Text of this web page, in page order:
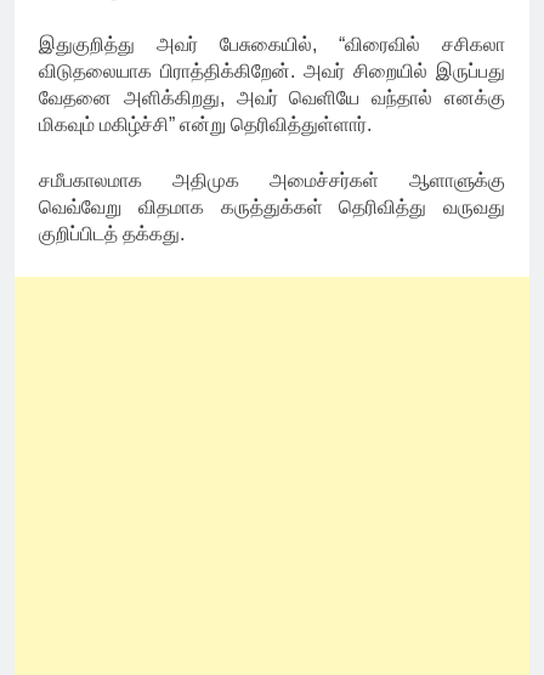
இதுகுறித்து அவர் பேசுகையில், “விரைவில் சசிகலா
விடுதலையாக பிராத்திக்கிறேன். அவர் சிறையில் இருப்பது
வேதனை அளிக்கிறது, அவர் வெளியே வந்தால் எனக்கு
மிகவும் மகிழ்ச்சி” என்று தெரிவித்துள்ளார்.
சமீபகாலமாக அதிமுக அமைச்சர்கள் ஆளாளுக்கு
வெவ்வேறு விதமாக கருத்துக்கள் தெரிவித்து வருவது
குறிப்பிடத் தக்கது.